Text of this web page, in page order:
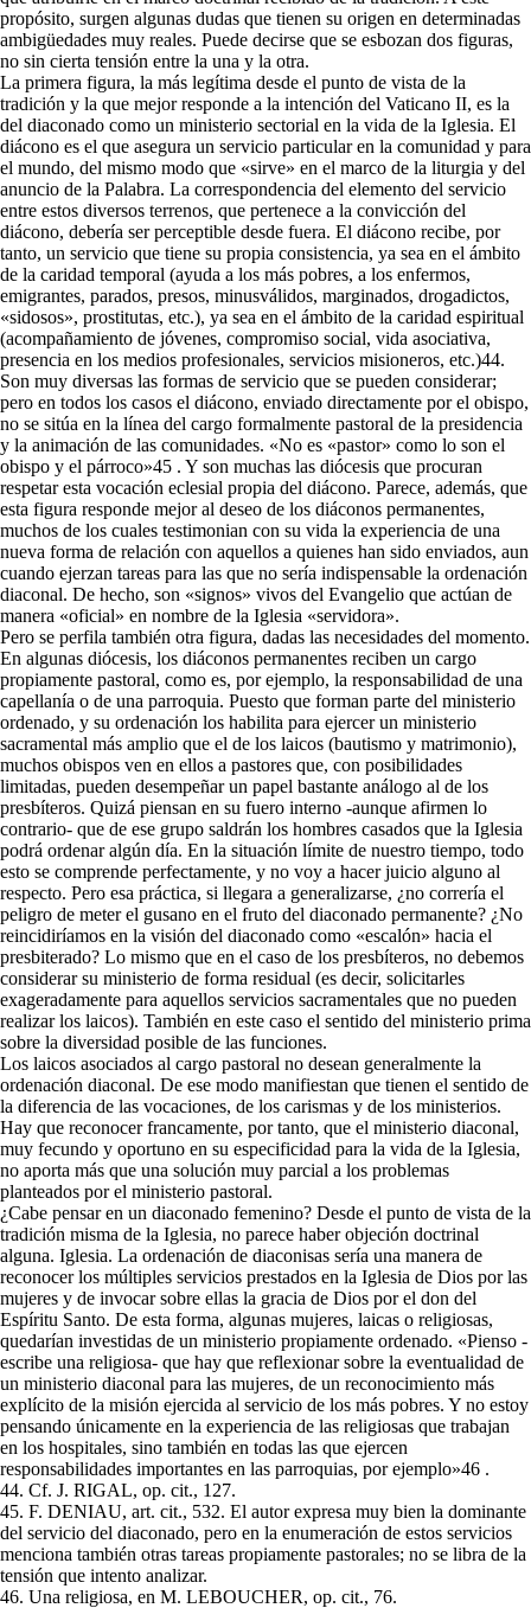
propósito, surgen algunas dudas que tienen su origen en determinadas
ambigüedades muy reales. Puede decirse que se esbozan dos figuras,
no sin cierta tensión entre la una y la otra.
La primera figura, la más legítima desde el punto de vista de la
tradición y la que mejor responde a la intención del Vaticano II, es la
del diaconado como un ministerio sectorial en la vida de la Iglesia. El
diácono es el que asegura un servicio particular en la comunidad y para
el mundo, del mismo modo que «sirve» en el marco de la liturgia y del
anuncio de la Palabra. La correspondencia del elemento del servicio
entre estos diversos terrenos, que pertenece a la convicción del
diácono, debería ser perceptible desde fuera. El diácono recibe, por
tanto, un servicio que tiene su propia consistencia, ya sea en el ámbito
de la caridad temporal (ayuda a los más pobres, a los enfermos,
emigrantes, parados, presos, minusválidos, marginados, drogadictos,
«sidosos», prostitutas, etc.), ya sea en el ámbito de la caridad espiritual
(acompañamiento de jóvenes, compromiso social, vida asociativa,
presencia en los medios profesionales, servicios misioneros, etc.)44.
Son muy diversas las formas de servicio que se pueden considerar;
pero en todos los casos el diácono, enviado directamente por el obispo,
no se sitúa en la línea del cargo formalmente pastoral de la presidencia
y la animación de las comunidades. «No es «pastor» como lo son el
obispo y el párroco»45 . Y son muchas las diócesis que procuran
respetar esta vocación eclesial propia del diácono. Parece, además, que
esta figura responde mejor al deseo de los diáconos permanentes,
muchos de los cuales testimonian con su vida la experiencia de una
nueva forma de relación con aquellos a quienes han sido enviados, aun
cuando ejerzan tareas para las que no sería indispensable la ordenación
diaconal. De hecho, son «signos» vivos del Evangelio que actúan de
manera «oficial» en nombre de la Iglesia «servidora».
Pero se perfila también otra figura, dadas las necesidades del momento.
En algunas diócesis, los diáconos permanentes reciben un cargo
propiamente pastoral, como es, por ejemplo, la responsabilidad de una
capellanía o de una parroquia. Puesto que forman parte del ministerio
ordenado, y su ordenación los habilita para ejercer un ministerio
sacramental más amplio que el de los laicos (bautismo y matrimonio),
muchos obispos ven en ellos a pastores que, con posibilidades
limitadas, pueden desempeñar un papel bastante análogo al de los
presbíteros. Quizá piensan en su fuero interno -aunque afirmen lo
contrario- que de ese grupo saldrán los hombres casados que la Iglesia
podrá ordenar algún día. En la situación límite de nuestro tiempo, todo
esto se comprende perfectamente, y no voy a hacer juicio alguno al
respecto. Pero esa práctica, si llegara a generalizarse, ¿no correría el
peligro de meter el gusano en el fruto del diaconado permanente? ¿No
reincidiríamos en la visión del diaconado como «escalón» hacia el
presbiterado? Lo mismo que en el caso de los presbíteros, no debemos
considerar su ministerio de forma residual (es decir, solicitarles
exageradamente para aquellos servicios sacramentales que no pueden
realizar los laicos). También en este caso el sentido del ministerio prima
sobre la diversidad posible de las funciones.
Los laicos asociados al cargo pastoral no desean generalmente la
ordenación diaconal. De ese modo manifiestan que tienen el sentido de
la diferencia de las vocaciones, de los carismas y de los ministerios.
Hay que reconocer francamente, por tanto, que el ministerio diaconal,
muy fecundo y oportuno en su especificidad para la vida de la Iglesia,
no aporta más que una solución muy parcial a los problemas
planteados por el ministerio pastoral.
¿Cabe pensar en un diaconado femenino? Desde el punto de vista de la
tradición misma de la Iglesia, no parece haber objeción doctrinal
alguna. Iglesia. La ordenación de diaconisas sería una manera de
reconocer los múltiples servicios prestados en la Iglesia de Dios por las
mujeres y de invocar sobre ellas la gracia de Dios por el don del
Espíritu Santo. De esta forma, algunas mujeres, laicas o religiosas,
quedarían investidas de un ministerio propiamente ordenado. «Pienso -
escribe una religiosa- que hay que reflexionar sobre la eventualidad de
un ministerio diaconal para las mujeres, de un reconocimiento más
explícito de la misión ejercida al servicio de los más pobres. Y no estoy
pensando únicamente en la experiencia de las religiosas que trabajan
en los hospitales, sino también en todas las que ejercen
responsabilidades importantes en las parroquias, por ejemplo»46 .
44. Cf. J. RIGAL, op. cit., 127.
45. F. DENIAU, art. cit., 532. El autor expresa muy bien la dominante
del servicio del diaconado, pero en la enumeración de estos servicios
menciona también otras tareas propiamente pastorales; no se libra de la
tensión que intento analizar.
46. Una religiosa, en M. LEBOUCHER, op. cit., 76.